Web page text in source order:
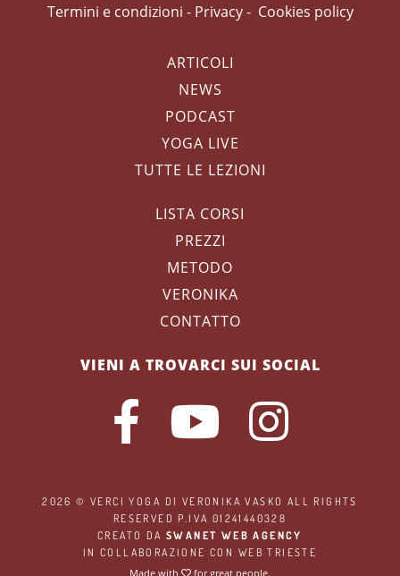
Termini e condizioni - Privacy- Cookies policy
ARTICOLI
NEWS
PODCAST
YOGA LIVE
TUTTE LE LEZIONI
LISTA CORSI
PREZZI
METODO
VERONIKA
CONTATTO
VIENI A TROVARCI SUI SOCIAL
2026 ©VERCI YOGA DI VERONIKA VASKO ALL RIGHTS
RESERVED P.IVA 01241440328
CREATO DASWANET WEB AGENCY
IN COLLABORAZIONE CON WEB TRIESTE
Made with
for great people.